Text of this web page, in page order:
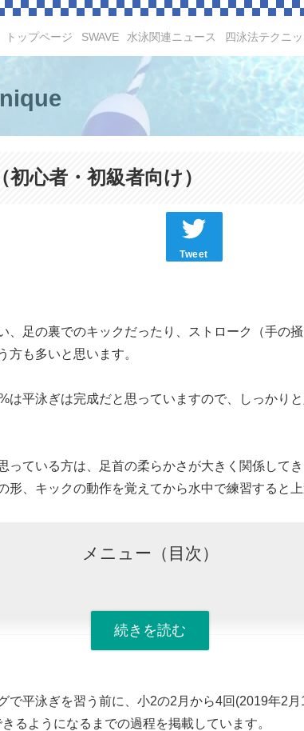
トップページ SWAVE 水泳関連ニュース 四泳法テクニッ
心者・初級者向け）
Tweet
、足の裏でのキックだったり、ストローク（手の
方も多いと思います。
は平泳ぎは完成だと思っていますので、しっかり
っている方は、足首の柔らかさが大きく関係して
形、キックの動作を覚えてから水中で練習すると
メニュー（目次）
で足の裏に雑誌等を載せる
で平泳ぎを習う前に、小2の2月から4回(2019年2
るようになるまでの過程を掲載しています。